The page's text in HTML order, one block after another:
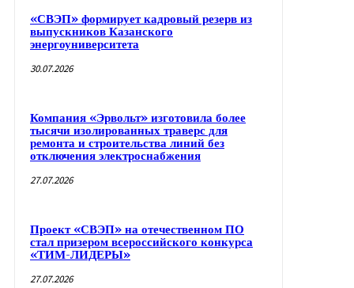
«СВЭП» формирует кадровый резерв из
выпускников Казанского
энергоуниверситета
30.07.2026
Компания «Эрвольт» изготовила более
тысячи изолированных траверс для
ремонта и строительства линий без
отключения электроснабжения
27.07.2026
Проект «СВЭП» на отечественном ПО
стал призером всероссийского конкурса
«ТИМ-ЛИДЕРЫ»
27.07.2026